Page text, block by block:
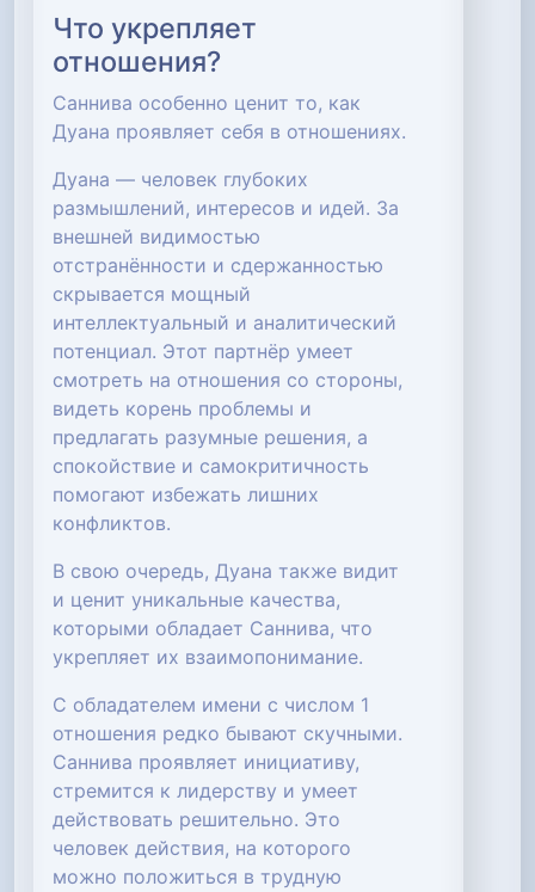
Что укрепляет
отношения?
Саннива особенно ценит то, как
Дуана проявляет себя в отношениях.
Дуана — человек глубоких
размышлений, интересов и идей. За
внешней видимостью
отстранённости и сдержанностью
скрывается мощный
интеллектуальный и аналитический
потенциал. Этот партнёр умеет
смотреть на отношения со стороны,
видеть корень проблемы и
предлагать разумные решения, а
спокойствие и самокритичность
помогают избежать лишних
конфликтов.
В свою очередь, Дуана также видит
и ценит уникальные качества,
которыми обладает Саннива, что
укрепляет их взаимопонимание.
С обладателем имени с числом 1
отношения редко бывают скучными.
Саннива проявляет инициативу,
стремится к лидерству и умеет
действовать решительно. Это
человек действия, на которого
можно положиться в трудную